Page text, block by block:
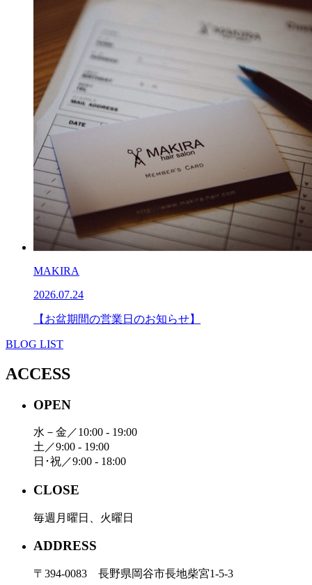
MAKIRA
2026.07.24
【お盆期間の営業日のお知らせ】
BLOG LIST
ACCESS
OPEN
水－金／10:00 - 19:00
土／9:00 - 19:00
日･祝／9:00 - 18:00
CLOSE
毎週月曜日、火曜日
ADDRESS
〒394-0083 長野県岡谷市長地柴宮1-5-3